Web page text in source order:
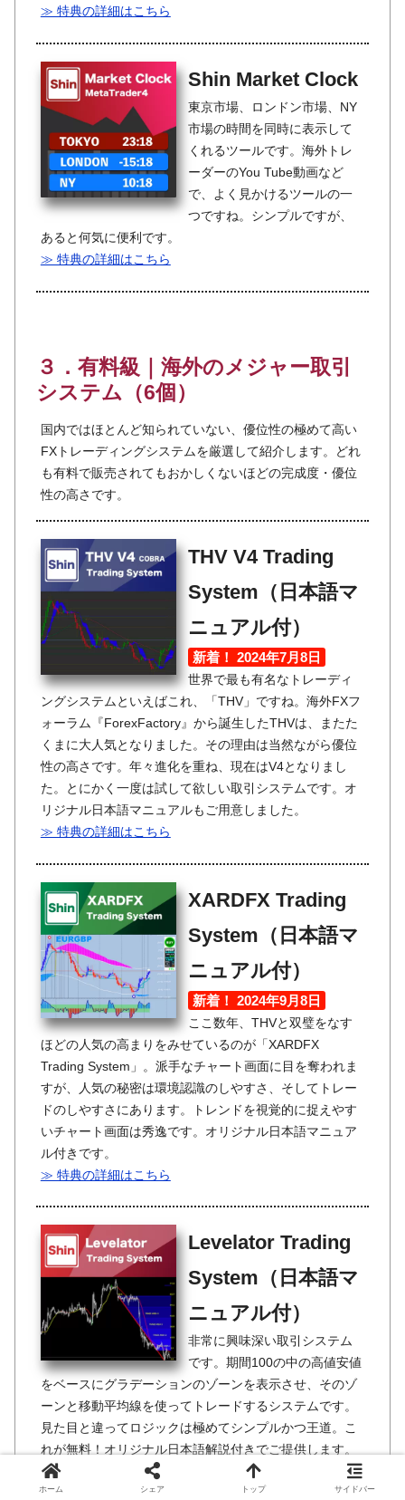
≫ 特典の詳細はこちら
Shin Market Clock
東京市場、ロンドン市場、NY
市場の時間を同時に表示して
くれるツールです。海外トレ
ーダーのYou Tube動画など
で、よく見かけるツールの一
つですね。シンプルですが、
あると何気に便利です。
≫ 特典の詳細はこちら
３．有料級｜海外のメジャー取引
システム（6個）
国内ではほとんど知られていない、優位性の極めて高い
FXトレーディングシステムを厳選して紹介します。どれ
も有料で販売されてもおかしくないほどの完成度・優位
性の高さです。
THV V4 Trading
System（日本語マ
ニュアル付）
新着！ 2024年7月8日
世界で最も有名なトレーディ
ングシステムといえばこれ、「THV」ですね。海外FXフ
ォーラム『ForexFactory』から誕生したTHVは、またた
くまに大人気となりました。その理由は当然ながら優位
性の高さです。年々進化を重ね、現在はV4となりまし
た。とにかく一度は試して欲しい取引システムです。オ
リジナル日本語マニュアルもご用意しました。
≫ 特典の詳細はこちら
XARDFX Trading
System（日本語マ
ニュアル付）
新着！ 2024年9月8日
ここ数年、THVと双璧をなす
ほどの人気の高まりをみせているのが「XARDFX
Trading System」。派手なチャート画面に目を奪われま
すが、人気の秘密は環境認識のしやすさ、そしてトレー
ドのしやすさにあります。トレンドを視覚的に捉えやす
いチャート画面は秀逸です。オリジナル日本語マニュア
ル付きです。
≫ 特典の詳細はこちら
Levelator Trading
System（日本語マ
ニュアル付）
非常に興味深い取引システム
です。期間100の中の高値安値
をベースにグラデーションのゾーンを表示させ、そのゾ
ーンと移動平均線を使ってトレードするシステムです。
見た目と違ってロジックは極めてシンプルかつ王道。こ
れが無料！オリジナル日本語解説付きでご提供します。
≫ 特典の詳細はこちら
ホーム シェア トップ サイドバー